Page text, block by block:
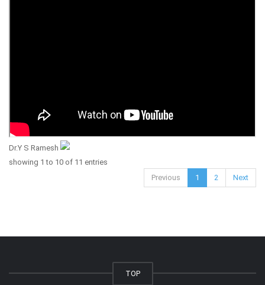
Dr.Y S Ramesh
showing 1 to 10 of 11 entries
Previous
1 2 Next
TOP